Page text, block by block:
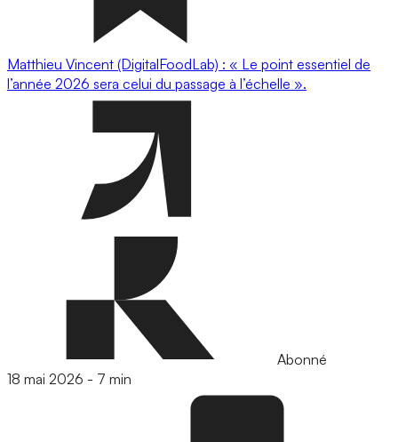
Matthieu Vincent (DigitalFoodLab) : « Le point essentiel de
l’année 2026 sera celui du passage à l’échelle ».
Abonné
18 mai 2026 - 7 min